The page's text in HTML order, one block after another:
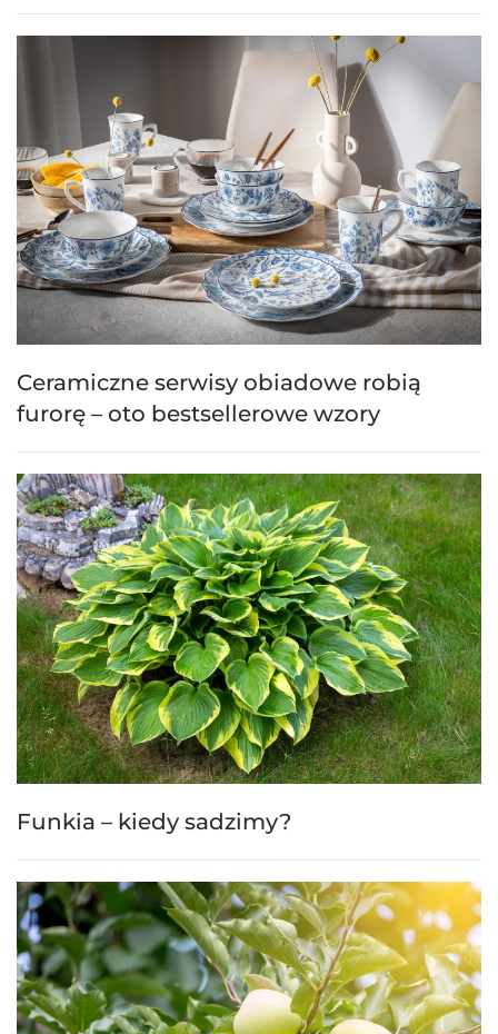
Ceramiczne serwisy obiadowe robią
furorę – oto bestsellerowe wzory
Funkia – kiedy sadzimy?